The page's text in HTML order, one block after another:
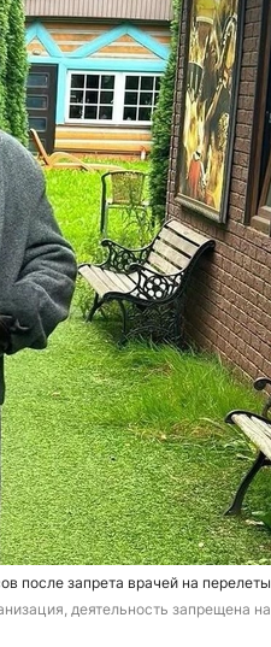
после запрета врачей на перелеты
деятельность запрещена на